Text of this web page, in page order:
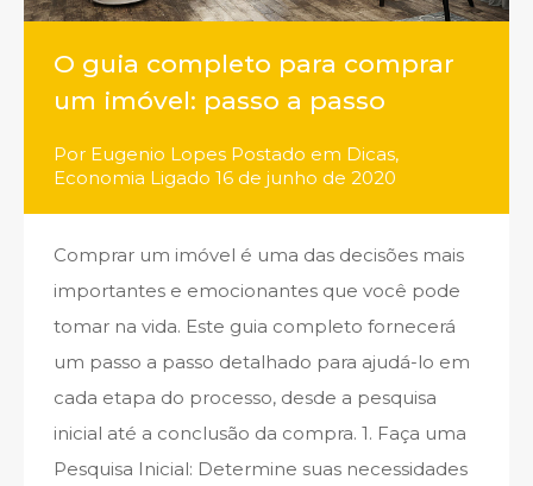
O guia completo para comprar
um imóvel: passo a passo
Por Eugenio Lopes Postado em Dicas,
Economia Ligado 16 de junho de 2020
Comprar um imóvel é uma das decisões mais
importantes e emocionantes que você pode
tomar na vida. Este guia completo fornecerá
um passo a passo detalhado para ajudá-lo em
cada etapa do processo, desde a pesquisa
inicial até a conclusão da compra. 1. Faça uma
Pesquisa Inicial: Determine suas necessidades